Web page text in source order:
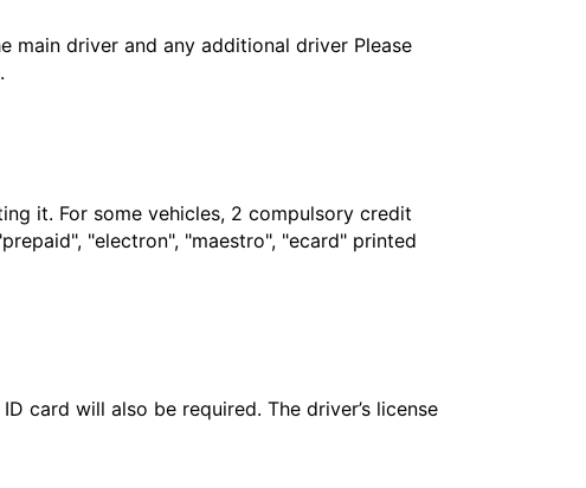
driver and any additional driver Please
it. For some vehicles, 2 compulsory credit
"electron", "maestro", "ecard" printed
card will also be required. The driver’s license